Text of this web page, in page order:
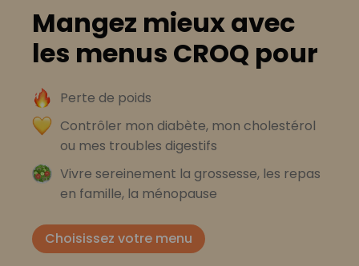
Mangez mieux avec
les menus CROQ pour
Perte de poids
Contrôler mon diabète, mon cholestérol
ou mes troubles digestifs
Vivre sereinement la grossesse, les repas
en famille, la ménopause
Choisissez votre menu